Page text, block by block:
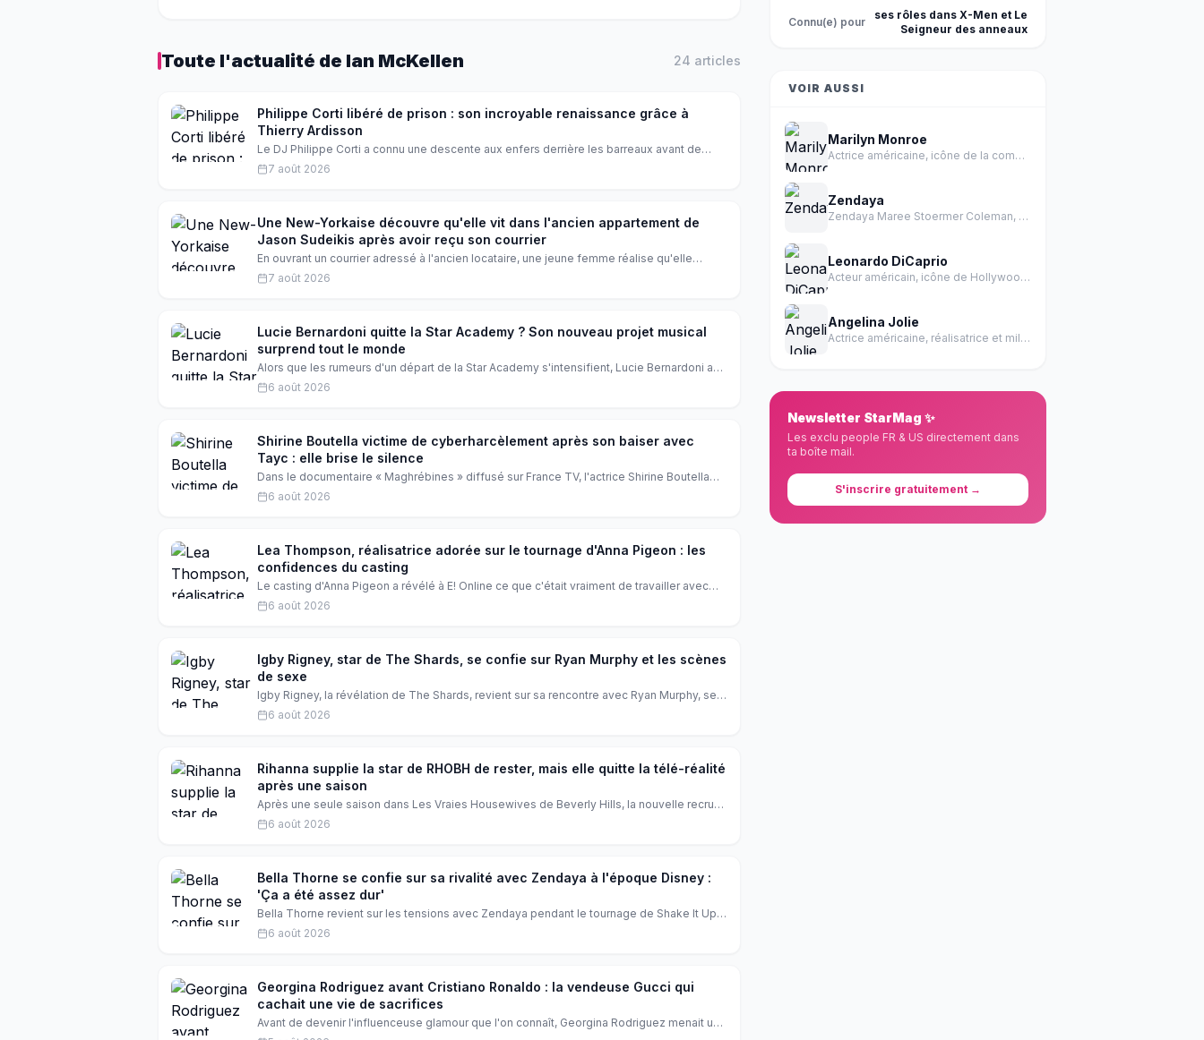
Toute l'actualité de Ian McKellen 24 articles
Philippe Corti libéré de prison : son incroyable renaissance grâce à
Thierry Ardisson
Le DJ Philippe Corti a connu une descente aux enfers derrière les barreaux avant de
renaître médiatiquement. Dans un témoignage bouleversant, il révèle comment Thierry
Ardisson a été son ange gardien, lui offrant une seconde chance que personne n'aurait
7 août 2026
Une New-Yorkaise découvre qu'elle vit dans l'ancien appartement de
Jason Sudeikis après avoir reçu son courrier
En ouvrant un courrier adressé à l'ancien locataire, une jeune femme réalise qu'elle
habite l'appartement de Jason Sudeikis. Incrédule, elle raconte sa rencontre surréaliste
avec la star de Ted Lasso, qui lui a réservé un accueil des plus chaleureux.
7 août 2026
Lucie Bernardoni quitte la Star Academy ? Son nouveau projet musical
surprend tout le monde
Alors que les rumeurs d'un départ de la Star Academy s'intensifient, Lucie Bernardoni a
fait une annonce inattendue. Elle dévoile un projet musical très attendu qui pourrait bien
tout changer. On vous raconte tout.
6 août 2026
Shirine Boutella victime de cyberharcèlement après son baiser avec
Tayc : elle brise le silence
Dans le documentaire « Maghrébines » diffusé sur France TV, l'actrice Shirine Boutella
revient sur le violent cyberharcèlement qu'elle a subi après avoir embrassé le chanteur
Tayc dans une série Netflix. Une parole forte contre le racisme et le sexisme.
6 août 2026
Lea Thompson, réalisatrice adorée sur le tournage d'Anna Pigeon : les
confidences du casting
Le casting d'Anna Pigeon a révélé à E! Online ce que c'était vraiment de travailler avec
Lea Thompson, la star de Retour vers le futur, en tant que réalisatrice. Entre rires et
bienveillance, l'actrice a conquis tout le monde sur le plateau.
6 août 2026
Igby Rigney, star de The Shards, se confie sur Ryan Murphy et les scènes
de sexe
Igby Rigney, la révélation de The Shards, revient sur sa rencontre avec Ryan Murphy, ses
scènes intimes et son épuisement après une tournée mondiale. Il confie n'avoir jamais
rencontré Bret Easton Ellis, l'auteur du roman adapté.
6 août 2026
Rihanna supplie la star de RHOBH de rester, mais elle quitte la télé-réalité
après une saison
Après une seule saison dans Les Vraies Housewives de Beverly Hills, la nouvelle recrue
a annoncé son départ, malgré les supplications de Rihanna. Elle veut se concentrer sur
sa vie déjà bien remplie. Découvrez les coulisses de cette décision qui a secoué la télé-
6 août 2026
Bella Thorne se confie sur sa rivalité avec Zendaya à l'époque Disney :
'Ça a été assez dur'
Bella Thorne revient sur les tensions avec Zendaya pendant le tournage de Shake It Up.
Les deux actrices, poussées à la rivalité par Disney, ont finalement trouvé un terrain
d'entente. Une histoire d'amitié et de réconciliation qui émeut les fans.
6 août 2026
Georgina Rodriguez avant Cristiano Ronaldo : la vendeuse Gucci qui
cachait une vie de sacrifices
Avant de devenir l'influenceuse glamour que l'on connaît, Georgina Rodriguez menait une
vie discrète de vendeuse à Madrid. Un uniforme impeccable, des journées épuisantes,
Connu(e) pour
ses rôles dans X-Men et Le
Seigneur des anneaux
VOIR AUSSI
Marilyn Monroe
Actrice américaine, icône de la comédie et de la sensualité des années 1950.
Zendaya
Zendaya Maree Stoermer Coleman, née le 1er septembre 1996 à Oakland en Californie, est une actrice et chanteuse américaine.
Leonardo DiCaprio
Acteur américain, icône de Hollywood, récompensé par un Oscar
Angelina Jolie
Actrice américaine, réalisatrice et militante des droits de l'homme
Newsletter StarMag ✨
Les exclu people FR & US directement dans
ta boîte mail.
S'inscrire gratuitement →